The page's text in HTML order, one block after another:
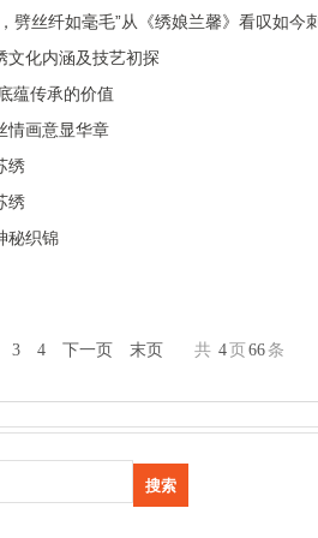
劈丝纤如毫毛”从《绣娘兰馨》看叹如今
文化内涵及技艺初探
蕴传承的价值
画意显华章
绣
绣
秘织锦
3 4 下一页 末页 共 4 页 66 条